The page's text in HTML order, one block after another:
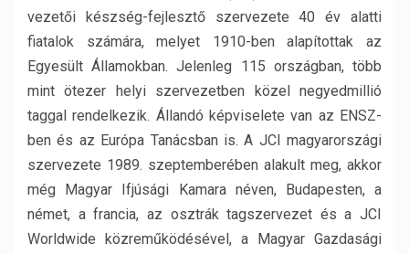
vezetői készség-fejlesztő szervezete 40 év alatti
fiatalok számára, melyet 1910-ben alapítottak az
Egyesült Államokban. Jelenleg 115 országban, több
mint ötezer helyi szervezetben közel negyedmillió
taggal rendelkezik. Állandó képviselete van az ENSZ-
ben és az Európa Tanácsban is. A JCI magyarországi
szervezete 1989. szeptemberében alakult meg, akkor
még Magyar Ifjúsági Kamara néven, Budapesten, a
német, a francia, az osztrák tagszervezet és a JCI
Worldwide közreműködésével, a Magyar Gazdasági